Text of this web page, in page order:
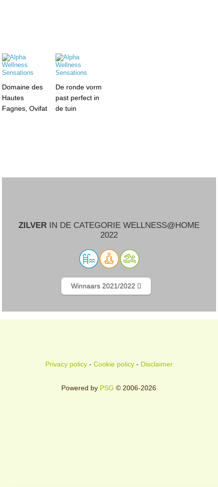
Domaine des
Hautes
Fagnes, Ovifat
De ronde vorm
past perfect in
de tuin
ZILVERIN DE CATEGORIE WELLNESS@HOME
2022
Winnaars 2021/2022
Privacy policy- Cookie policy- Disclaimer
Powered by PSG © 2006-2026